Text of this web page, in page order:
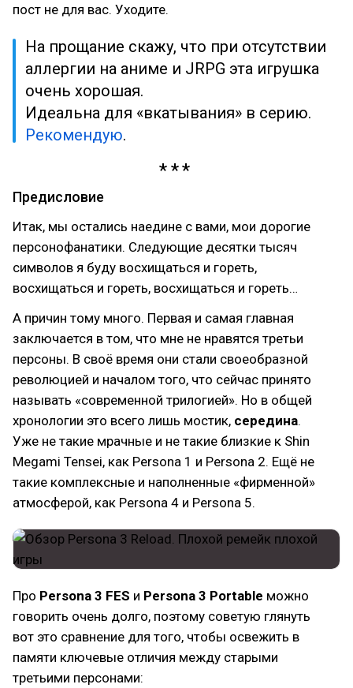
пост не для вас. Уходите.
На прощание скажу, что при отсутствии
аллергии на аниме и JRPG эта игрушка
очень хорошая.
Идеальна для «вкатывания» в серию.
Рекомендую.
Предисловие
Итак, мы остались наедине с вами, мои дорогие
персонофанатики. Следующие десятки тысяч
символов я буду восхищаться и гореть,
восхищаться и гореть, восхищаться и гореть…
А причин тому много. Первая и самая главная
заключается в том, что мне не нравятся третьи
персоны. В своё время они стали своеобразной
революцией и началом того, что сейчас принято
называть «современной трилогией». Но в общей
хронологии это всего лишь мостик, середина.
Уже не такие мрачные и не такие близкие к Shin
Megami Tensei, как Persona 1 и Persona 2. Ещё не
такие комплексные и наполненные «фирменной»
атмосферой, как Persona 4 и Persona 5.
Про Persona 3 FES и Persona 3 Portable можно
говорить очень долго, поэтому советую глянуть
вот это сравнение для того, чтобы освежить в
памяти ключевые отличия между старыми
третьими персонами: